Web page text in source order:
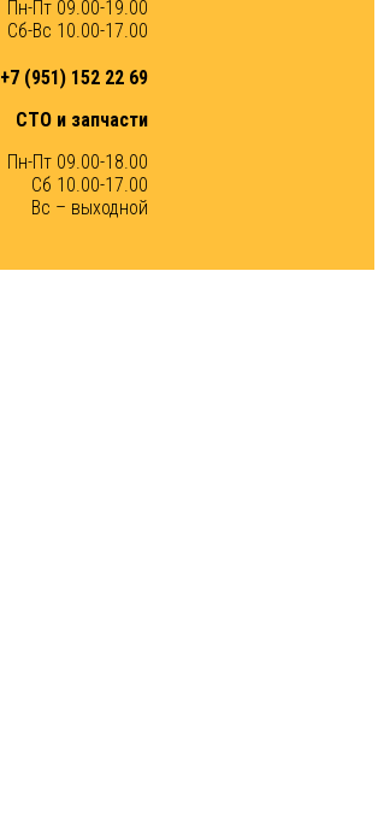
Пн-Пт 09.00-19.00
Сб-Вс 10.00-17.00
+7 (951) 152 22 69
СТО и запчасти
Пн-Пт 09.00-18.00
Сб 10.00-17.00
Вс – выходной